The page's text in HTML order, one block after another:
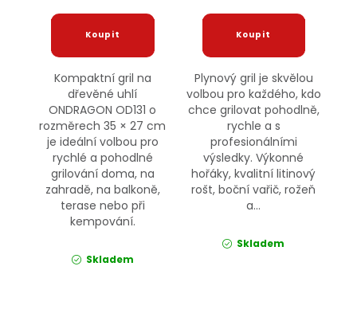
Kompaktní gril na
dřevěné uhlí
ONDRAGON OD131 o
rozměrech 35 × 27 cm
je ideální volbou pro
rychlé a pohodlné
grilování doma, na
zahradě, na balkoně,
terase nebo při
kempování.
Skladem
Plynový gril je skvělou
volbou pro každého, kdo
chce grilovat pohodlně,
rychle a s
profesionálními
výsledky. Výkonné
hořáky, kvalitní litinový
rošt, boční vařič, rožeň
a...
Skladem